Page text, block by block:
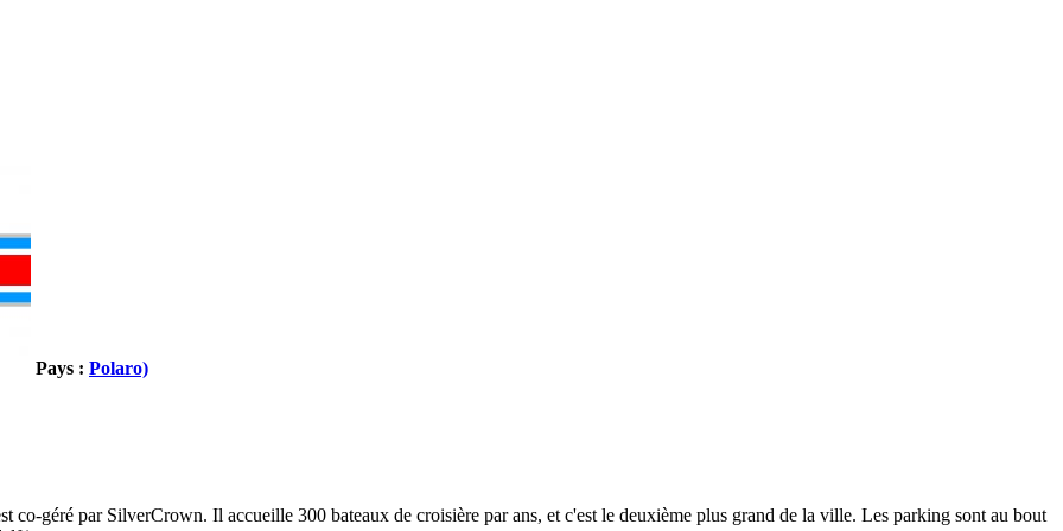
Pays : Polaro)
co-géré par SilverCrown. Il accueille 300 bateaux de croisière par ans, et c'est le deuxième plus grand de la ville. Les parking sont au bout